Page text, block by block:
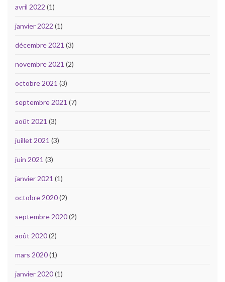
avril 2022 (1)
janvier 2022 (1)
décembre 2021 (3)
novembre 2021 (2)
octobre 2021 (3)
septembre 2021 (7)
août 2021 (3)
juillet 2021 (3)
juin 2021 (3)
janvier 2021 (1)
octobre 2020(2)
septembre 2020(2)
août 2020(2)
mars 2020(1)
janvier 2020(1)